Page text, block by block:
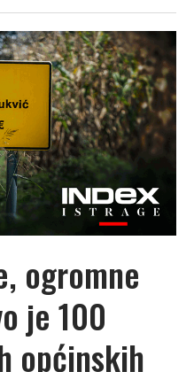
ogromne
je 100
općinskih